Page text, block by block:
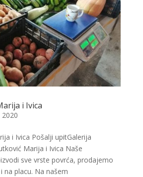
i Ivica
i Ivica Pošalji upitGalerija
Marija i Ivica Naše
sve vrste povrća, prodajemo
na placu. Na našem